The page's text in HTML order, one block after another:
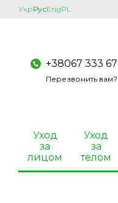
Перейти к основному
УкрРусEngPL
+38067 333
Перезвонить вам?
Уход
за
лицом
Уход
за
телом